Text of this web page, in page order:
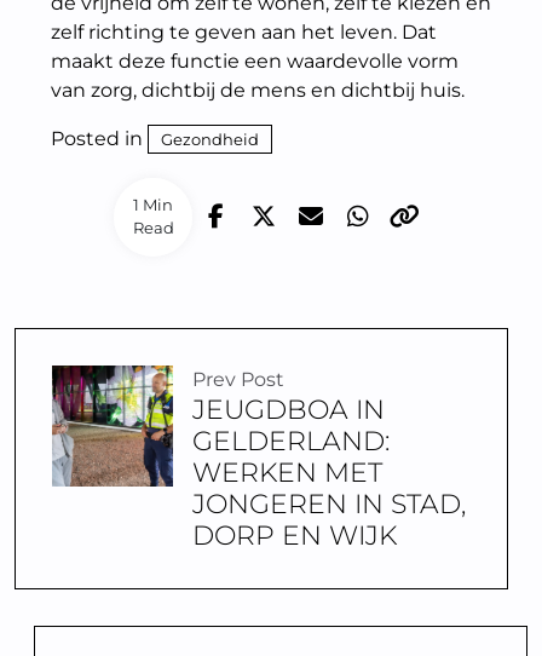
1 Min
Read
zelf richting te geven aan het leven. Dat
maakt deze functie een waardevolle vorm
van zorg, dichtbij de mens en dichtbij huis.
Posted in Gezondheid
Prev Post
JEUGDBOA IN
GELDERLAND:
WERKEN MET
JONGEREN IN STAD,
DORP EN WIJK